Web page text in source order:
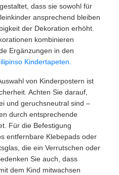
dass sie sowohl für
ansprechend bleiben
der Dekoration erhöht.
kombinieren
Ergänzungen in den
Kindertapeten.
von Kinderpostern ist
Achten Sie darauf,
und geruchsneutral sind –
durch entsprechende
Für die Befestigung
entfernbare Klebepads oder
die ein Verrutschen oder
Sie auch, dass
dem Kind mitwachsen